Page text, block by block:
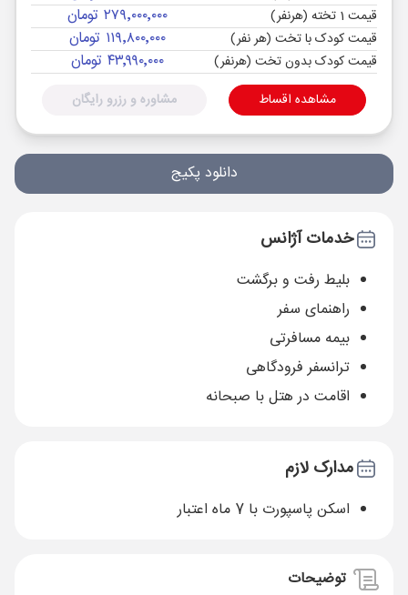
قیمت 1 تخته (هرنفر) ۲۷۹٬۰۰۰٬۰۰۰ تومان
قیمت کودک با تخت (هر نفر) ۱۱۹٬۸۰۰٬۰۰۰ تومان
قیمت کودک بدون تخت (هرنفر) ۴۳٬۹۹۰٬۰۰۰ تومان
مشاهده اقساط مشاوره و رزرو رایگان
دانلود پکیج
خدمات آژانس
بلیط رفت و برگشت
راهنمای سفر
بیمه مسافرتی
ترانسفر فرودگاهی
اقامت در هتل با صبحانه
مدارک لازم
اسکن پاسپورت با 7 ماه اعتبار
توضیحات